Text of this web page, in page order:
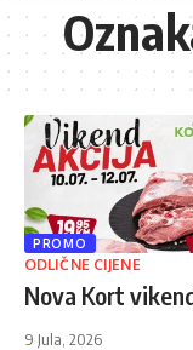
PROMO
ODLIČNE CIJENE
Nova Kort
9 Jula, 2026